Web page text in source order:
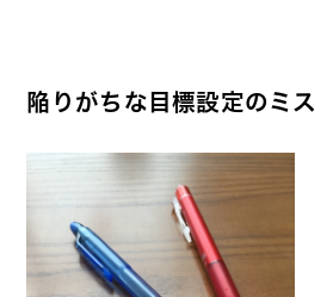
陥りがちな目標設定のミス